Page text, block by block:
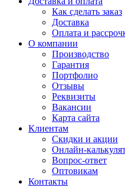
Как сделать заказ
Доставка
Оплата и
О компании
Производство
Гарантия
Портфолио
Отзывы
Реквизиты
Вакансии
Карта сайта
Клиентам
Скидки и акции
Онлайн-
Вопрос-ответ
Оптовикам
Контакты